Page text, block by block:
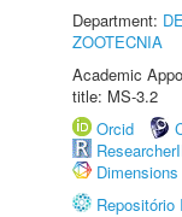
Department:
ZOOTECNIA
Academic
title: MS-3.2
Orcid
Dimensions